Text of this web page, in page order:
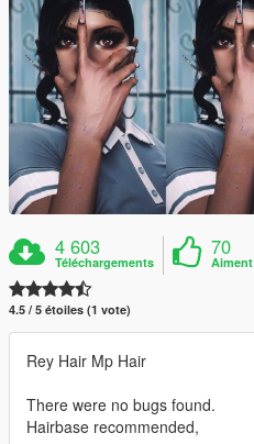
4 603
Téléchargements
70
Aiment
4.5 / 5 étoiles (1 vote)
Rey Hair Mp Hair
There were no bugs found.
Hairbase recommended,